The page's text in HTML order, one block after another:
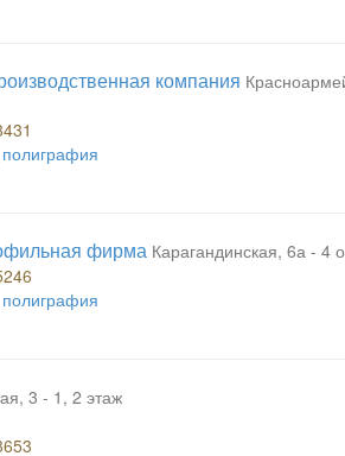
компания
фирма Карагандинская, 6а - 4
3 - 1, 2 этаж